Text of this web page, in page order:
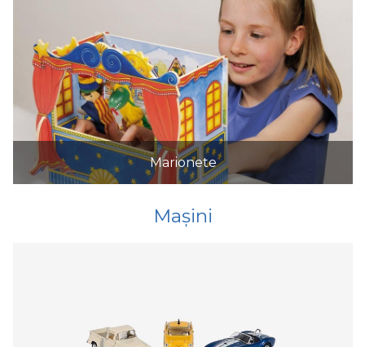
Marionete
Mașini